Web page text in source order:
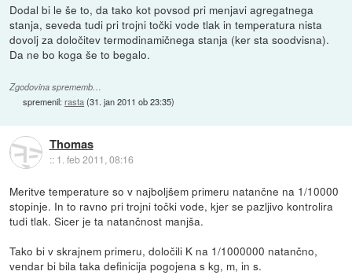
Dodal bi le še to, da tako kot povsod pri menjavi agregatnega
stanja, seveda tudi pri trojni točki vode tlak in temperatura nista
dovolj za določitev termodinamičnega stanja (ker sta soodvisna).
Da ne bo koga še to begalo.
Zgodovina sprememb…
spremenil:rasta(31. jan 2011 ob 23:35)
Thomas
:: 1. feb 2011, 08:16
Meritve temperature so v najboljšem primeru natančne na 1/10000
stopinje. In to ravno pri trojni točki vode, kjer se pazljivo kontrolira
tudi tlak. Sicer je ta natančnost manjša.
Tako bi v skrajnem primeru, določili K na 1/1000000 natančno,
vendar bi bila taka definicija pogojena s kg, m, in s.